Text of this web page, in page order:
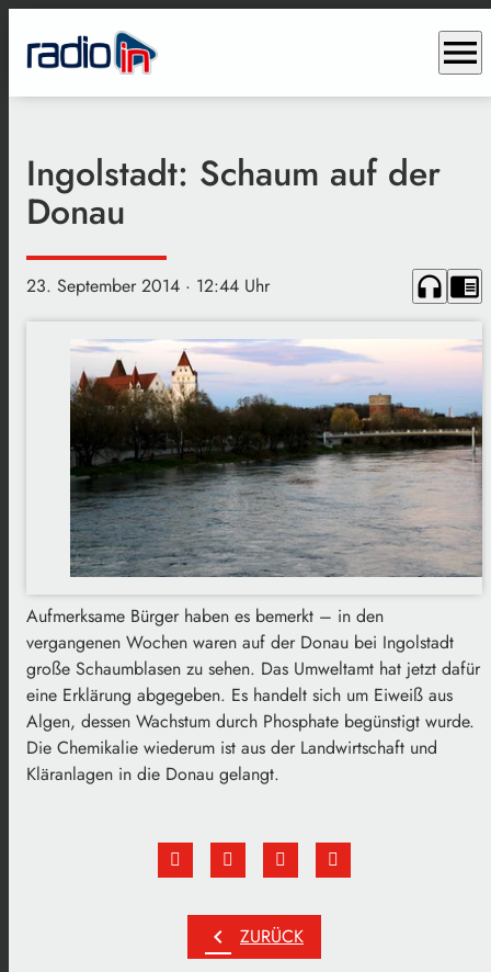
menu
Ingolstadt: Schaum auf der
Donau
23. September 2014 · 12:44 Uhr headphones chrome_reader_mode
Aufmerksame Bürger haben es bemerkt – in den
vergangenen Wochen waren auf der Donau bei Ingolstadt
große Schaumblasen zu sehen. Das Umweltamt hat jetzt dafür
eine Erklärung abgegeben. Es handelt sich um Eiweiß aus
Algen, dessen Wachstum durch Phosphate begünstigt wurde.
Die Chemikalie wiederum ist aus der Landwirtschaft und
Kläranlagen in die Donau gelangt.
chevron_left ZURÜCK